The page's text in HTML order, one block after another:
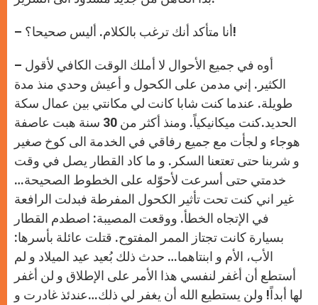
– أنا متأكد أنك ترغب بالكلام. أليس صحيحا؟!
– أوه في جميع الأحوال لا أملك الوقت الكافي لأقول
الكثير. إني مدمن على الكحول و أعيش وحدي منذ مدة
طويلة. عندما كنت شابا كانت لي مكانتي بين عمال سكة
الحديد.كنت ميكانيكياً. ومنذ أكثر من 30 سنة هبت عاصفة
هوجاء و لجأت مع جميع رفاقي في الخدمة الى كوخ صغير
و شربنا حتى تعتعنا السكر. و ما كاد القطار يصل في وقت
خدمتي حتى أسرعت لأحوّله على الخطوط الصحيحة…
غير اني كنت تحت تأثير الكحول المفرطة فبدلت الرافعة
في الإتجاه الخطأ. ووقعت المصيبة: اصطدم القطار
بسيارة كانت تجتاز الممر المفتوح. قتلت عائلة بأسرها:
الأب، الأم و ابنتاهما… حدث ذلك بُعيد عيد الميلاد و لم
أستطع أن أغفر لنفسي هذا الأمر على الإطلاق و لن أغفر
لها أبداً! ولن يستطيع الله أن يغفر لي ذلك…عندئذ غادرت و